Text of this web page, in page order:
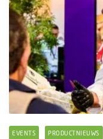
EVENTS PRODUCTNIEUWS